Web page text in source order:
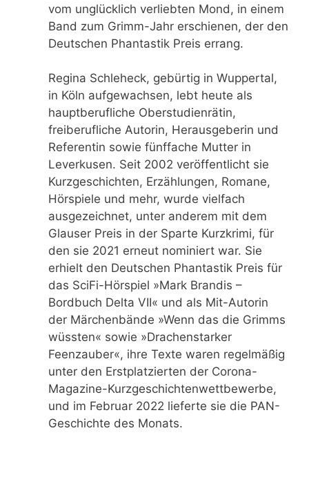
vom unglücklich verliebten Mond, in einem
Band zum Grimm-Jahr erschienen, der den
Deutschen Phantastik Preis errang.
Regina Schleheck, gebürtig in Wuppertal,
in Köln aufgewachsen, lebt heute als
hauptberufliche Oberstudienrätin,
freiberufliche Autorin, Herausgeberin und
Referentin sowie fünffache Mutter in
Leverkusen. Seit 2002 veröffentlicht sie
Kurzgeschichten, Erzählungen, Romane,
Hörspiele und mehr, wurde vielfach
ausgezeichnet, unter anderem mit dem
Glauser Preis in der Sparte Kurzkrimi, für
den sie 2021 erneut nominiert war. Sie
erhielt den Deutschen Phantastik Preis für
das SciFi-Hörspiel »Mark Brandis –
Bordbuch Delta VII« und als Mit-Autorin
der Märchenbände »Wenn das die Grimms
wüssten« sowie »Drachenstarker
Feenzauber«, ihre Texte waren regelmäßig
unter den Erstplatzierten der Corona-
Magazine-Kurzgeschichtenwettbewerbe,
und im Februar 2022 lieferte sie die PAN-
Geschichte des Monats.